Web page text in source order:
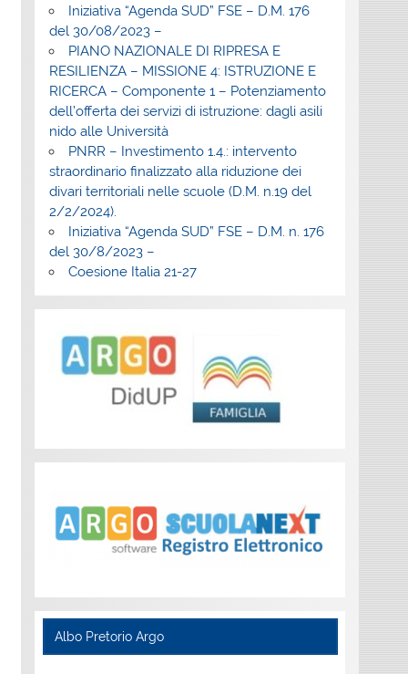
Iniziativa “Agenda SUD” FSE – D.M. 176
del 30/08/2023 –
PIANO NAZIONALE DI RIPRESA E
RESILIENZA – MISSIONE 4: ISTRUZIONE E
RICERCA – Componente 1 – Potenziamento
dell’offerta dei servizi di istruzione: dagli asili
nido alle Università
PNRR – Investimento 1.4.: intervento
straordinario finalizzato alla riduzione dei
divari territoriali nelle scuole (D.M. n.19 del
2/2/2024).
Iniziativa “Agenda SUD” FSE – D.M. n. 176
del 30/8/2023 –
Coesione Italia 21-27
Albo Pretorio Argo